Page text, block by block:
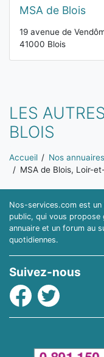
MSA de Blois
19 avenue de
41000 Blois
LES
BLOIS
Vous êtes ici:
Accueil Nos annuaires
MSA de Blois, Loir-
Nos-services.com est
public, qui vous propose
annuaire et un forum au
quotidiennes.
Suivez-nous
Facebook
Twitter